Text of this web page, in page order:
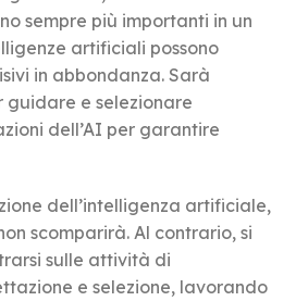
sempre più importanti in un
artificiali possono
in abbondanza. Sarà
guidare e selezionare
dell’AI per garantire
dell’intelligenza artificiale,
scomparirà. Al contrario, si
sulle attività di
e selezione, lavorando